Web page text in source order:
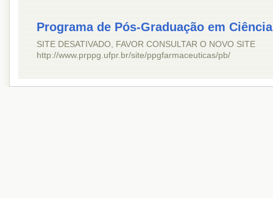
Programa de Pós-Graduação em
SITE DESATIVADO, FAVOR CONSULTAR O NOVO SITE
http://www.prppg.ufpr.br/site/ppgfarmaceuticas/pb/